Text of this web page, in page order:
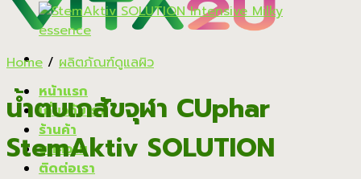
หน้าแรก
เกี่ยวกับเรา
ร้านค้า
บทความ
ติดต่อเรา
Home / ผลิตภัณฑ์ดูแลผิว
น้ำตบเภสัขจุฬา CUphar
StemAktiv SOLUTION